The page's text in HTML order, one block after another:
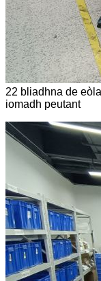
22 bliadhna de
iomadh peutant